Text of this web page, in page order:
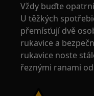
Vždy buďte
U těžkých
přemísťují dvě
rukavice a
rukavice noste
řeznými ranami